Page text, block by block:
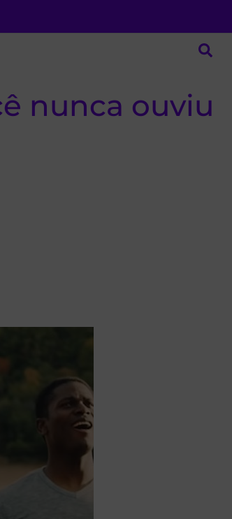
nunca ouviu